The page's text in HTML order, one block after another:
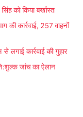
को किया बर्खास्त
की कार्रवाई, 257 वाहनों
लगाई कार्रवाई की गुहार
जांच का ऐलान